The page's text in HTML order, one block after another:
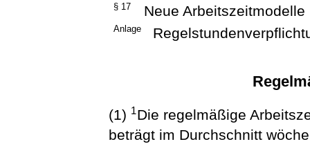
§ 17 Neue Arbeitszeitmodelle
Anlage
(1) 1Die regelmäßige
beträgt im Durchschnitt